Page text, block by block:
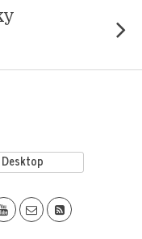
Desktop